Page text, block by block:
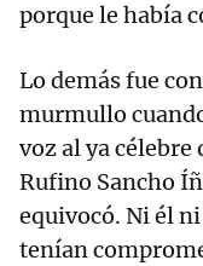
porque le había
Lo demás fue
murmullo
voz al ya
Rufino Sancho
equivocó. Ni él
tenían